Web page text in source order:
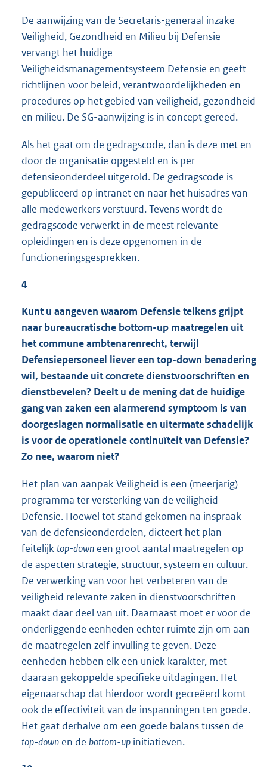
De aanwijzing van de Secretaris-generaal inzake
Veiligheid, Gezondheid en Milieu bij Defensie
vervangt het huidige
Veiligheidsmanagementsysteem Defensie en geeft
richtlijnen voor beleid, verantwoordelijkheden en
procedures op het gebied van veiligheid, gezondheid
en milieu. De SG-aanwijzing is in concept gereed.
Als het gaat om de gedragscode, dan is deze met en
door de organisatie opgesteld en is per
defensieonderdeel uitgerold. De gedragscode is
gepubliceerd op intranet en naar het huisadres van
alle medewerkers verstuurd. Tevens wordt de
gedragscode verwerkt in de meest relevante
opleidingen en is deze opgenomen in de
functioneringsgesprekken.
4
Kunt u aangeven waarom Defensie telkens grijpt
naar bureaucratische bottom-up maatregelen uit
het commune ambtenarenrecht, terwijl
Defensiepersoneel liever een top-down benadering
wil, bestaande uit concrete dienstvoorschriften en
dienstbevelen? Deelt u de mening dat de huidige
gang van zaken een alarmerend symptoom is van
doorgeslagen normalisatie en uitermate schadelijk
is voor de operationele continuïteit van Defensie?
Zo nee, waarom niet?
Het plan van aanpak Veiligheid is een (meerjarig)
programma ter versterking van de veiligheid
Defensie. Hoewel tot stand gekomen na inspraak
van de defensieonderdelen, dicteert het plan
feitelijktop-down een groot aantal maatregelen op
de aspecten strategie, structuur, systeem en cultuur.
De verwerking van voor het verbeteren van de
veiligheid relevante zaken in dienstvoorschriften
maakt daar deel van uit. Daarnaast moet er voor de
onderliggende eenheden echter ruimte zijn om aan
de maatregelen zelf invulling te geven. Deze
eenheden hebben elk een uniek karakter, met
daaraan gekoppelde specifieke uitdagingen. Het
eigenaarschap dat hierdoor wordt gecreëerd komt
ook de effectiviteit van de inspanningen ten goede.
Het gaat derhalve om een goede balans tussen de
top-down en de bottom-up initiatieven.